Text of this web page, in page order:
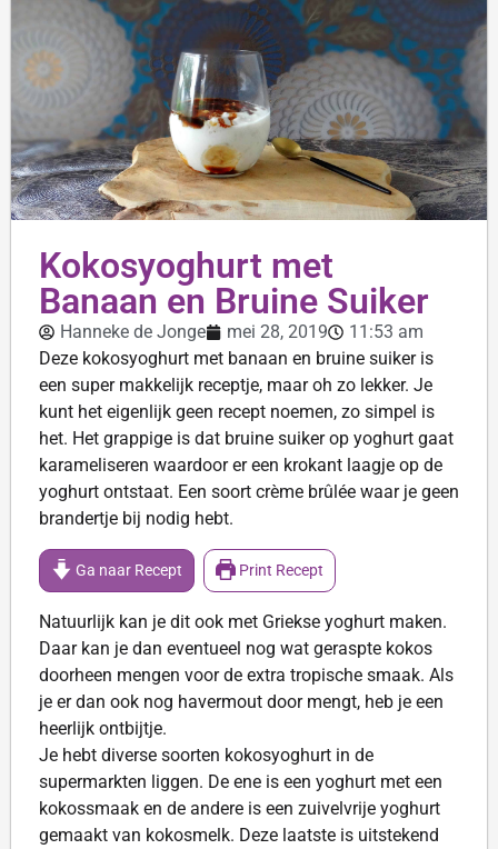
Kokosyoghurt met
Banaan en Bruine Suiker
Hanneke de Jonge mei 28, 2019
11:53 am
Deze kokosyoghurt met banaan en bruine suiker is
een super makkelijk receptje, maar oh zo lekker. Je
kunt het eigenlijk geen recept noemen, zo simpel is
het. Het grappige is dat bruine suiker op yoghurt gaat
karameliseren waardoor er een krokant laagje op de
yoghurt ontstaat. Een soort crème brûlée waar je geen
brandertje bij nodig hebt.
Ga naar Recept Print Recept
Natuurlijk kan je dit ook met Griekse yoghurt maken.
Daar kan je dan eventueel nog wat geraspte kokos
doorheen mengen voor de extra tropische smaak. Als
je er dan ook nog havermout door mengt, heb je een
heerlijk ontbijtje.
Je hebt diverse soorten kokosyoghurt in de
supermarkten liggen. De ene is een yoghurt met een
kokossmaak en de andere is een zuivelvrije yoghurt
gemaakt van kokosmelk. Deze laatste is uitstekend